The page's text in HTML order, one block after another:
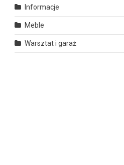
Informacje
Meble
Warsztat i garaż